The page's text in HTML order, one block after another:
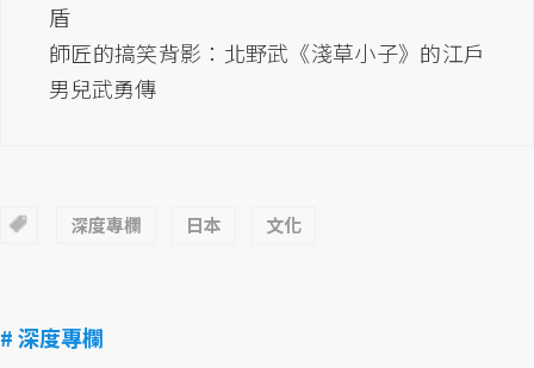
盾
師匠的搞笑背影：北野武《淺草小子》的江戶
男兒武勇傳
深度專欄 日本 文化
# 深度專欄